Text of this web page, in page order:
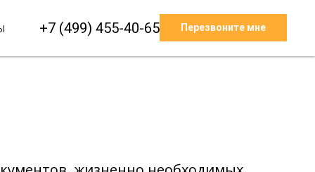
+7 (499) 455-40-65 Перезвоните мне